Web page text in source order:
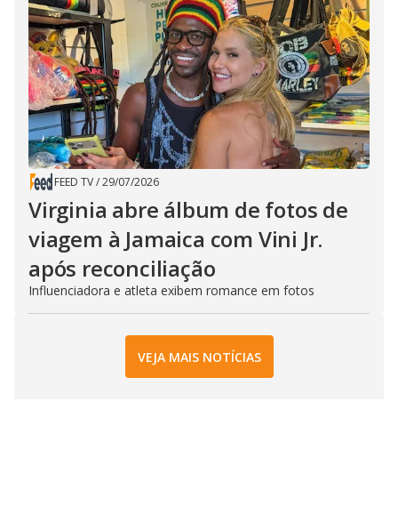
FEED TV/29/07/2026
Virginia abre álbum de fotos de
viagem à Jamaica com Vini Jr.
após reconciliação
Influenciadora e atleta exibem romance em fotos
VEJA MAIS NOTÍCIAS